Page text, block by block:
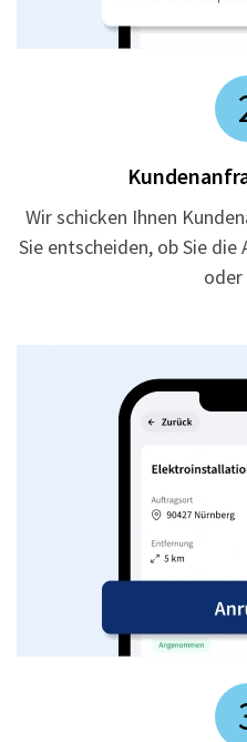
Wir schicken Ihnen
Sie entscheiden, ob Sie
oder